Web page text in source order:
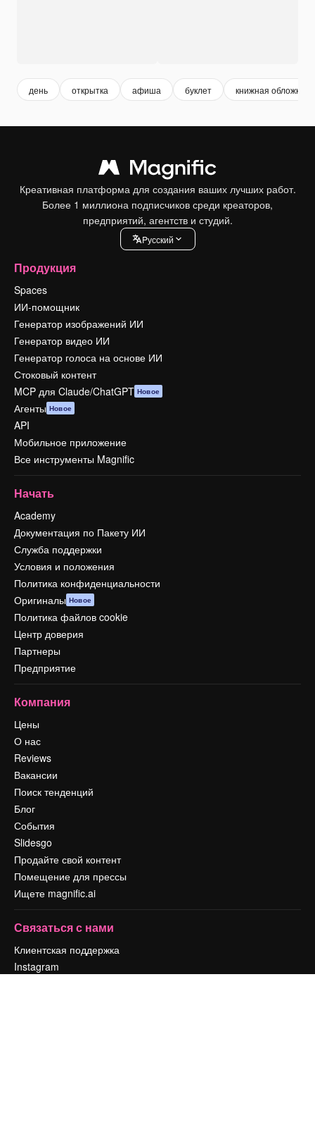
день открытка афиша буклет книжная обложка
Креативная платформа для создания ваших лучших работ.
Более 1 миллиона подписчиков среди креаторов,
предприятий, агентств и студий.
Pусский
Продукция
Spaces
ИИ-помощник
Генератор изображений ИИ
Генератор видео ИИ
Генератор голоса на основе ИИ
Стоковый контент
MCP для Claude/ChatGPT Новое
Агенты Новое
API
Мобильное приложение
Все инструменты Magnific
Начать
Academy
Документация по Пакету ИИ
Служба поддержки
Условия и положения
Политика конфиденциальности
Оригиналы Новое
Политика файлов cookie
Центр доверия
Партнеры
Предприятие
Компания
Цены
О нас
Reviews
Вакансии
Поиск тенденций
Блог
События
Slidesgo
Продайте свой контент
Помещение для прессы
Ищете magnific.ai
Связаться с нами
Клиентская поддержка
Instagram